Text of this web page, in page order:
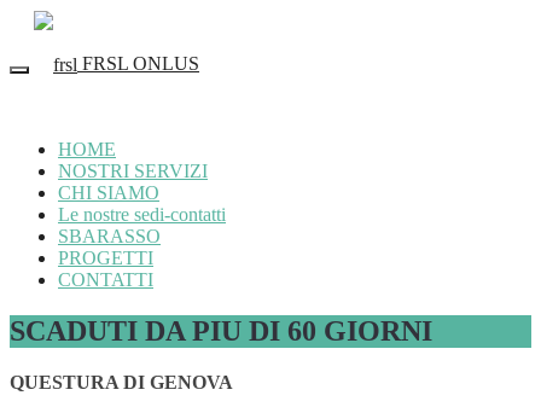
FRSL ONLUS
HOME
NOSTRI SERVIZI
CHI SIAMO
Le nostre sedi-contatti
SBARASSO
PROGETTI
CONTATTI
SCADUTI DA PIU DI 60 GIORNI
QUESTURA DI GENOVA